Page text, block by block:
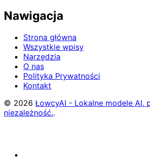
Nawigacja
Strona główna
Wszystkie wpisy
Narzędzia
O nas
Polityka Prywatności
Kontakt
© 2026 ŁowcyAI - Lokalne modele AI,
niezależność..